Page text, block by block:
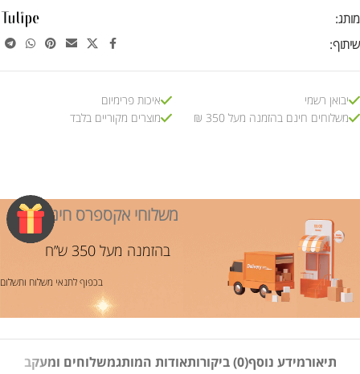
מותג:
שיתוף:
יבואן רשמי
משלוחים חינם בהזמנה מעל 350 ₪
איכות פרימיום
מוצרים מקוריים בלבד
משלוחי אקספרס חינם!
בהזמנה מעל 350 ש”ח
בכפוף לתנאי משלוח ותשלום
תיאורמידע נוסף(0) ביקורות אודות המותגמשלוחים ומעקב